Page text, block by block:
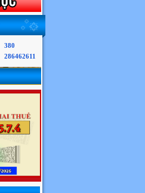
380
286462611